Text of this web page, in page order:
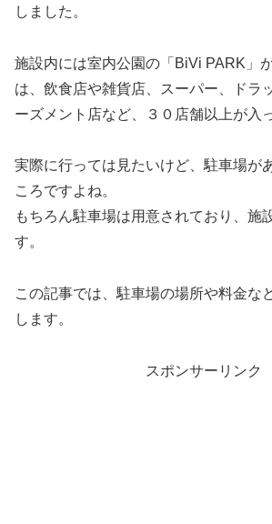
しました。
施設内には室内公園の「BiVi PARK」
は、飲食店や雑貨店、スーパー、ドラ
ーズメント店など、３０店舗以上が入
実際に行っては見たいけど、駐車場が
ころですよね。
もちろん駐車場は用意されており、施
す。
この記事では、駐車場の場所や料金な
します。
スポンサーリンク